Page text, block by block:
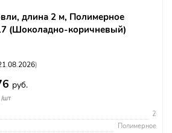
длина 2 м, Полимерное
(Шоколадно-коричневый)
)
руб.
/шт
2
Полимерное